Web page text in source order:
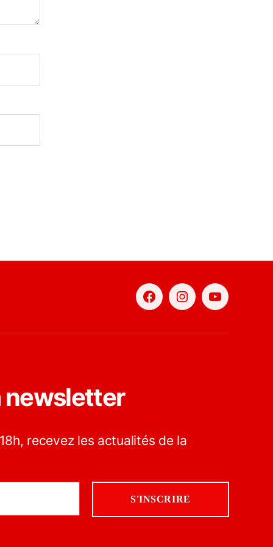
FacebookInstagramYouTube
newsletter
recevez les actualités de la